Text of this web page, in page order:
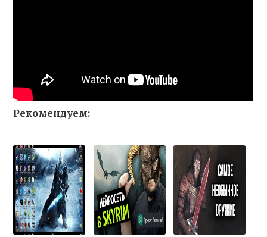
Рекомендуем: